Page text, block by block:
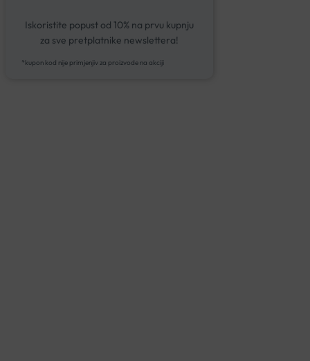
Iskoristite popust od 10% na prvu kupnju
za sve pretplatnike newslettera!
*kupon kod nije primjenjiv za proizvode na akciji